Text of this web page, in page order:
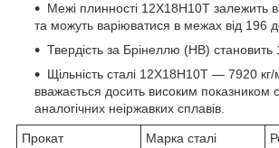
Межі плинності 12Х18Н10Т залежить
та можуть варіюватися в межах від 196
Твердість за Брінеллю (HB)
Щільність сталі 12Х18Н10Т — 7920
вважається досить високим показником
аналогічних неіржавких сплавів.
Прокат Марка сталі